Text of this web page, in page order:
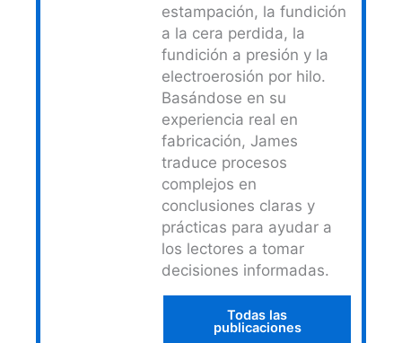
estampación, la fundición
a la cera perdida, la
fundición a presión y la
electroerosión por hilo.
Basándose en su
experiencia real en
fabricación, James
traduce procesos
complejos en
conclusiones claras y
prácticas para ayudar a
los lectores a tomar
decisiones informadas.
Todas las
publicaciones